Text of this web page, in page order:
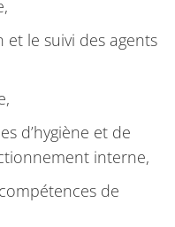
le suivi des agents
d’hygiène et de
interne,
de